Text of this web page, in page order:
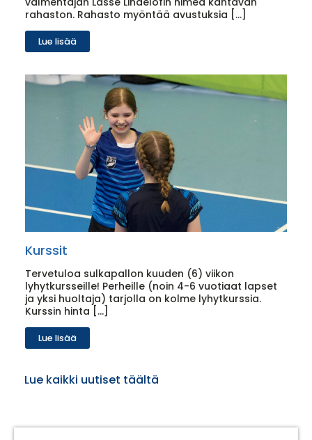
rahaston. Rahasto myöntää avustuksia […]
Lue lisää
Kurssit
Tervetuloa sulkapallon kuuden (6) viikon
lyhytkursseille! Perheille (noin 4-6 vuotiaat lapset
ja yksi huoltaja) tarjolla on kolme lyhytkurssia.
Kurssin hinta […]
Lue lisää
Lue kaikki uutiset täältä